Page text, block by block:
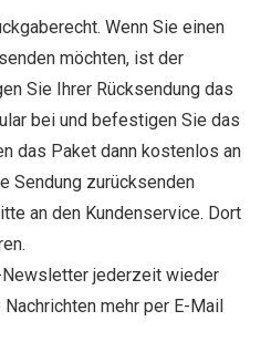
Wenn Sie einen
möchten, ist der
Sie Ihrer Rücksendung das
bei und befestigen Sie das
das Paket dann kostenlos an
Sendung zurücksenden
an den Kundenservice. Dort
jederzeit wieder
mehr per E-Mail